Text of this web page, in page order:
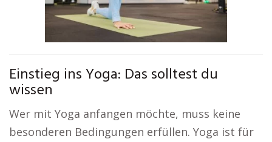
Einstieg ins Yoga: Das solltest du
wissen
Wer mit Yoga anfangen möchte, muss keine
besonderen Bedingungen erfüllen. Yoga ist für